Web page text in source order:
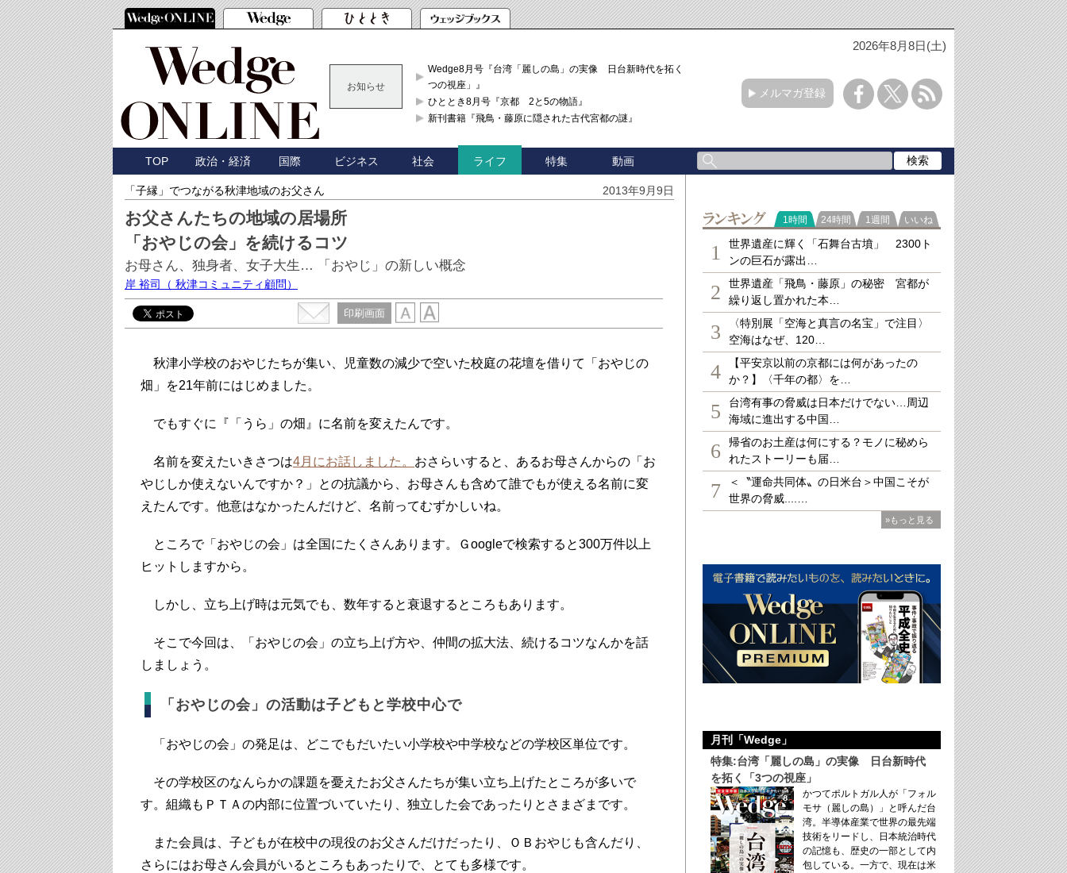
2026年8月8日(土)
お知らせ
Wedge8月号『台湾「麗しの島」の実像 日台新時代を拓く「3
つの視座」』
ひととき8月号『京都 2と5の物語』
新刊書籍『飛鳥・藤原に隠された古代宮都の謎』
メルマガ登録
TOP 政治・経済 国際 ビジネス 社会 ライフ 特集 動画
「子縁」でつながる秋津地域のお父さん 2013年9月9日
お父さんたちの地域の居場所
「おやじの会」を続けるコツ
お母さん、独身者、女子大生… 「おやじ」の新しい概念
岸 裕司 （ 秋津コミュニティ顧問）
印刷画面
秋津小学校のおやじたちが集い、児童数の減少で空いた校庭の花壇を借りて「おやじの
畑」を21年前にはじめました。
でもすぐに『「うら」の畑』に名前を変えたんです。
名前を変えたいきさつは4月にお話しました。 おさらいすると、あるお母さんからの「お
やじしか使えないんですか？」との抗議から、お母さんも含めて誰でもが使える名前に変
えたんです。他意はなかったんだけど、名前ってむずかしいね。
ところで「おやじの会」は全国にたくさんあります。Ｇoogleで検索すると300万件以上
ヒットしますから。
しかし、立ち上げ時は元気でも、数年すると衰退するところもあります。
そこで今回は、「おやじの会」の立ち上げ方や、仲間の拡大法、続けるコツなんかを話
しましょう。
「おやじの会」の活動は子どもと学校中心で
「おやじの会」の発足は、どこでもだいたい小学校や中学校などの学校区単位です。
その学校区のなんらかの課題を憂えたお父さんたちが集い立ち上げたところが多いで
す。組織もＰＴＡの内部に位置づいていたり、独立した会であったりとさまざまです。
また会員は、子どもが在校中の現役のお父さんだけだったり、ＯＢおやじも含んだり、
さらにはお母さん会員がいるところもあったりで、とても多様です。
ランキング
1時間 24時間 1週間 いいね
1
世界遺産に輝く「石舞台古墳」 2300ト
ンの巨石が露出…
2
世界遺産「飛鳥・藤原」の秘密 宮都が
繰り返し置かれた本…
3
〈特別展「空海と真言の名宝」で注目〉
空海はなぜ、120…
4
【平安京以前の京都には何があったの
か？】〈千年の都〉を…
5
台湾有事の脅威は日本だけでない…周辺
海域に進出する中国…
6
帰省のお土産は何にする？モノに秘めら
れたストーリーも届…
7
＜〝運命共同体〟の日米台＞中国こそが
世界の脅威....…
»もっと見る
月刊「Wedge」
特集:台湾「麗しの島」の実像 日台新時代
を拓く「3つの視座」
かつてポルトガル人が「フォル
モサ（麗しの島）」と呼んだ台
湾。半導体産業で世界の最先端
技術をリードし、日本統治時代
の記憶も、歴史の一部として内
包している。一方で、現在は米